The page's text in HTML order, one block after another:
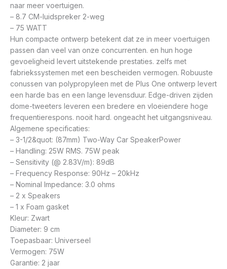
naar meer voertuigen.
– 8.7 CM-luidspreker 2-weg
– 75 WATT
Hun compacte ontwerp betekent dat ze in meer voertuigen
passen dan veel van onze concurrenten. en hun hoge
gevoeligheid levert uitstekende prestaties. zelfs met
fabriekssystemen met een bescheiden vermogen. Robuuste
conussen van polypropyleen met de Plus One ontwerp levert
een harde bas en een lange levensduur. Edge-driven zijden
dome-tweeters leveren een bredere en vloeiendere hoge
frequentierespons. nooit hard. ongeacht het uitgangsniveau.
Algemene specificaties:
– 3-1/2&quot: (87mm) Two-Way Car SpeakerPower
– Handling: 25W RMS. 75W peak
– Sensitivity (@ 2.83V/m): 89dB
– Frequency Response: 90Hz – 20kHz
– Nominal Impedance: 3.0 ohms
– 2 x Speakers
– 1 x Foam gasket
Kleur: Zwart
Diameter: 9 cm
Toepasbaar: Universeel
Vermogen: 75W
Garantie: 2 jaar